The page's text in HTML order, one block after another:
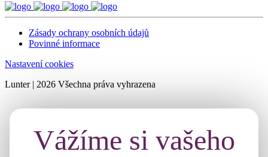
Zásady ochrany osobních údajů
Povinné informace
Nastavení cookies
Lunter | 2026 Všechna práva vyhrazena
Vážíme si vašeho